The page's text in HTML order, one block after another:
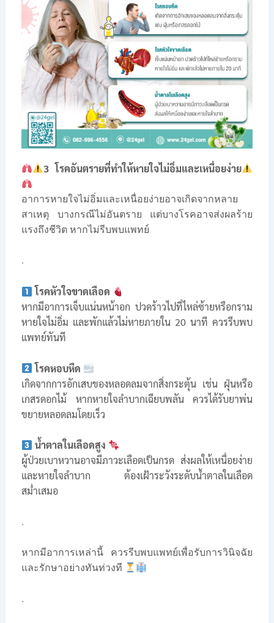
3 โรคอันตรายที่ทำให้หายใจไม่อิ่มและเหนื่อยง่าย
อาการหายใจไม่อิ่มและเหนื่อยง่ายอาจเกิดจากหลาย
สาเหตุ บางกรณีไม่อันตราย แต่บางโรคอาจส่งผลร้าย
แรงถึงชีวิต หากไม่รีบพบแพทย์
.
โรคหัวใจขาดเลือด
หากมีอาการเจ็บแน่นหน้าอก ปวดร้าวไปที่ไหล่ซ้ายหรือกราม
หายใจไม่อิ่ม และพักแล้วไม่หายภายใน 20 นาที ควรรีบพบ
แพทย์ทันที
โรคหอบหืด
เกิดจากการอักเสบของหลอดลมจากสิ่งกระตุ้น เช่น ฝุ่นหรือ
เกสรดอกไม้ หากหายใจลำบากเฉียบพลัน ควรได้รับยาพ่น
ขยายหลอดลมโดยเร็ว
น้ำตาลในเลือดสูง
ผู้ป่วยเบาหวานอาจมีภาวะเลือดเป็นกรด ส่งผลให้เหนื่อยง่าย
และหายใจลำบาก ต้องเฝ้าระวังระดับน้ำตาลในเลือด
สม่ำเสมอ
.
หากมีอาการเหล่านี้ ควรรีบพบแพทย์เพื่อรับการวินิจฉัย
และรักษาอย่างทันท่วงที
.